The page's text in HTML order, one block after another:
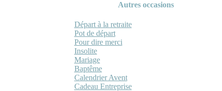
Autres occasions
Départ à la retraite
Pot de départ
Pour dire merci
Insolite
Mariage
Baptême
Calendrier Avent
Cadeau Entreprise